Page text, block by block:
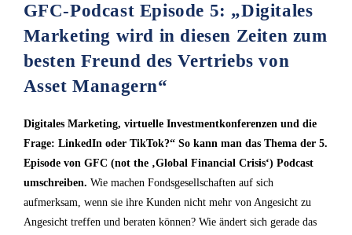
GFC-Podcast Episode 5: „Digitales
Marketing wird in diesen Zeiten zum
besten Freund des Vertriebs von
Asset Managern“
Digitales Marketing, virtuelle Investmentkonferenzen und die
Frage: LinkedIn oder TikTok?“ So kann man das Thema der 5.
Episode von GFC (not the ‚Global Financial Crisis‘) Podcast
umschreiben. Wie machen Fondsgesellschaften auf sich
aufmerksam, wenn sie ihre Kunden nicht mehr von Angesicht zu
Angesicht treffen und beraten können? Wie ändert sich gerade das